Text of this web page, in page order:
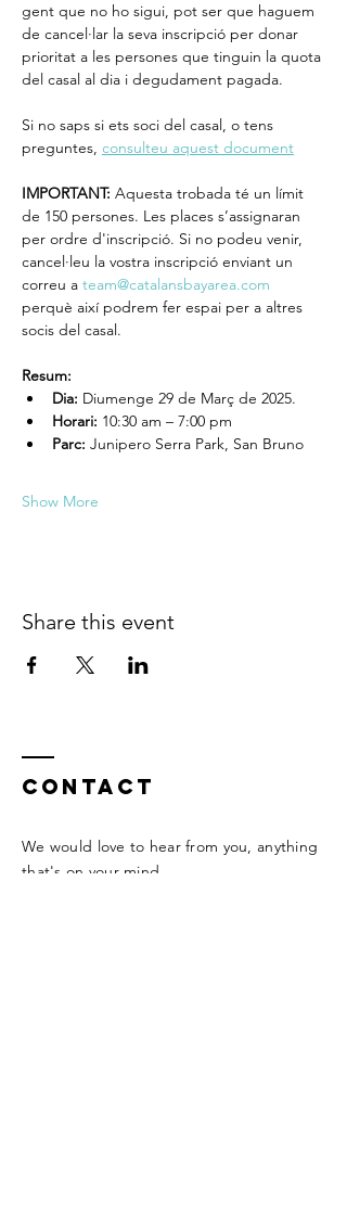
gent que no ho sigui, pot ser que haguem
de cancel·lar la seva inscripció per donar
prioritat a les persones que tinguin la quota
del casal al dia i degudament pagada.
Si no saps si ets soci del casal, o tens
preguntes, consulteu aquest document
IMPORTANT: Aquesta trobada té un límit
de 150 persones. Les places s’assignaran
per ordre d'inscripció. Si no podeu venir,
cancel·leu la vostra inscripció enviant un
correu a team@catalansbayarea.com
perquè així podrem fer espai per a altres
socis del casal.
Resum:
Dia: Diumenge 29 de Març de 2025.
Horari: 10:30 am – 7:00 pm
Parc: Junipero Serra Park, San Bruno
Show More
Share this event
Contact
We would love to hear from you, anything
that's on your mind